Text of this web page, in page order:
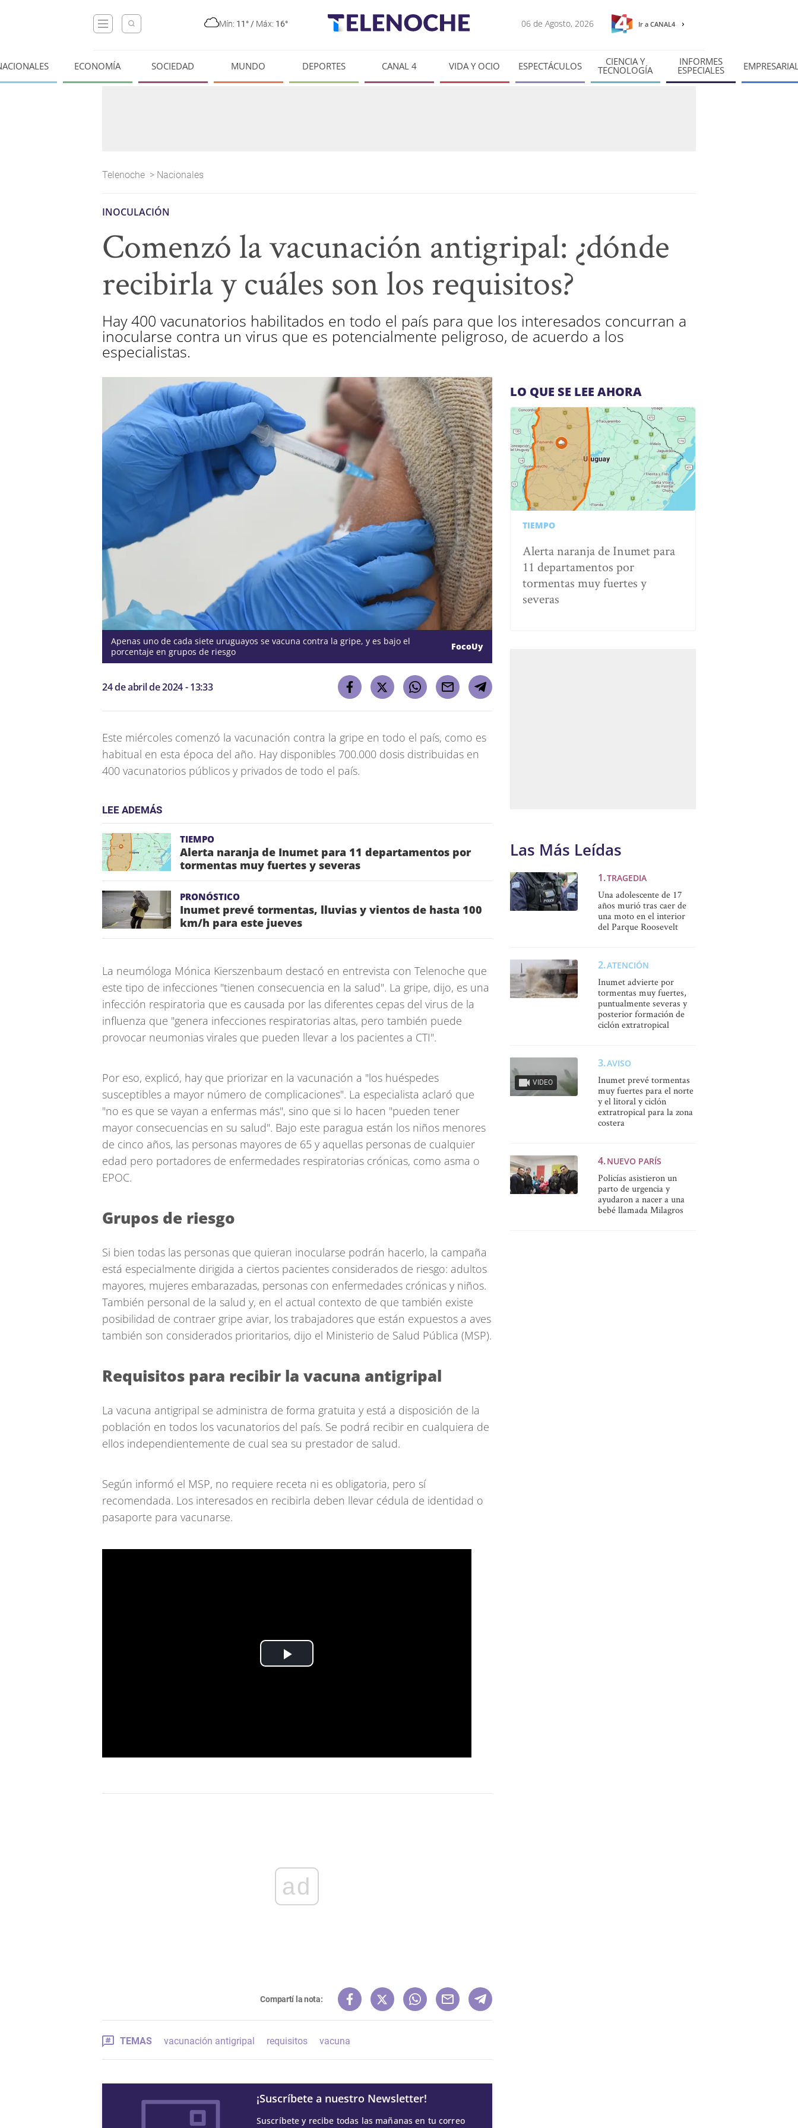
Mín: 11° / Máx: 16° 06 de Agosto, 2026 Ir a CANAL4
ECONOMÍA SOCIEDAD MUNDO DEPORTES CANAL 4 VIDA Y OCIO ESPECTÁCULOS CIENCIA Y
TECNOLOGÍA
INFORMES
ESPECIALES
Telenoche > Nacionales
INOCULACIÓN
Comenzó la vacunación antigripal: ¿dónde
recibirla y cuáles son los requisitos?
Hay 400 vacunatorios habilitados en todo el país para que los interesados concurran a
inocularse contra un virus que es potencialmente peligroso, de acuerdo a los
especialistas.
Apenas uno de cada siete uruguayos se vacuna contra la gripe, y es bajo el
porcentaje en grupos de riesgo
FocoUy
24 de abril de 2024 - 13:33
Este miércoles comenzó la vacunación contra la gripe en todo el país, como es
habitual en esta época del año. Hay disponibles 700.000 dosis distribuidas en
400 vacunatorios públicos y privados de todo el país.
LEE ADEMÁS
TIEMPO
Alerta naranja de Inumet para 11 departamentos por
tormentas muy fuertes y severas
PRONÓSTICO
Inumet prevé tormentas, lluvias y vientos de hasta 100
km/h para este jueves
La neumóloga Mónica Kierszenbaum destacó en entrevista con Telenoche que
este tipo de infecciones "tienen consecuencia en la salud". La gripe, dijo, es una
infección respiratoria que es causada por las diferentes cepas del virus de la
influenza que "genera infecciones respiratorias altas, pero también puede
provocar neumonias virales que pueden llevar a los pacientes a CTI".
Por eso, explicó, hay que priorizar en la vacunación a "los huéspedes
susceptibles a mayor número de complicaciones". La especialista aclaró que
"no es que se vayan a enfermas más", sino que si lo hacen "pueden tener
mayor consecuencias en su salud". Bajo este paragua están los niños menores
de cinco años, las personas mayores de 65 y aquellas personas de cualquier
edad pero portadores de enfermedades respiratorias crónicas, como asma o
EPOC.
Grupos de riesgo
Si bien todas las personas que quieran inocularse podrán hacerlo, la campaña
está especialmente dirigida a ciertos pacientes considerados de riesgo: adultos
mayores, mujeres embarazadas, personas con enfermedades crónicas y niños.
También personal de la salud y, en el actual contexto de que también existe
posibilidad de contraer gripe aviar, los trabajadores que están expuestos a aves
también son considerados prioritarios, dijo el Ministerio de Salud Pública (MSP).
Requisitos para recibir la vacuna antigripal
La vacuna antigripal se administra de forma gratuita y está a disposición de la
población en todos los vacunatorios del país. Se podrá recibir en cualquiera de
ellos independientemente de cual sea su prestador de salud.
Según informó el MSP, no requiere receta ni es obligatoria, pero sí
recomendada. Los interesados en recibirla deben llevar cédula de identidad o
pasaporte para vacunarse.
ad
Compartí la nota:
TEMAS vacunación antigripal requisitos vacuna
¡Suscríbete a nuestro Newsletter!
Suscríbete y recibe todas las mañanas en tu correo
LO QUE SE LEE AHORA
TIEMPO
Alerta naranja de Inumet para
11 departamentos por
tormentas muy fuertes y
severas
Las Más Leídas
TRAGEDIA
Una adolescente de 17
años murió tras caer de
una moto en el interior
del Parque Roosevelt
ATENCIÓN
Inumet advierte por
tormentas muy fuertes,
puntualmente severas y
posterior formación de
ciclón extratropical
VIDEO
AVISO
Inumet prevé tormentas
muy fuertes para el norte
y el litoral y ciclón
extratropical para la zona
costera
NUEVO PARÍS
Policías asistieron un
parto de urgencia y
ayudaron a nacer a una
bebé llamada Milagros